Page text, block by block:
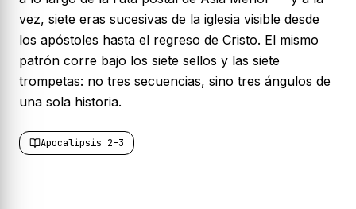
vez, siete eras sucesivas de la iglesia visible desde
los apóstoles hasta el regreso de Cristo. El mismo
patrón corre bajo los siete sellos y las siete
trompetas: no tres secuencias, sino tres ángulos de
una sola historia.
Apocalipsis 2-3